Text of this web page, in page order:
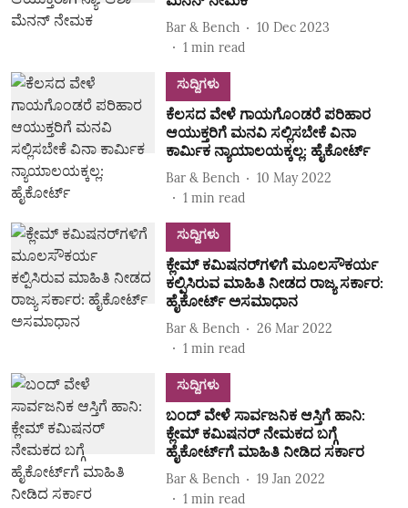
Bar & Bench
10 Dec 2023
1 min read
ಸುದ್ದಿಗಳು
ಕೆಲಸದ ವೇಳೆ ಗಾಯಗೊಂಡರೆ ಪರಿಹಾರ
ಆಯುಕ್ತರಿಗೆ ಮನವಿ ಸಲ್ಲಿಸಬೇಕೆ ವಿನಾ
ಕಾರ್ಮಿಕ ನ್ಯಾಯಾಲಯಕ್ಕಲ್ಲ: ಹೈಕೋರ್ಟ್‌
Bar & Bench
10 May 2022
1 min read
ಸುದ್ದಿಗಳು
ಕ್ಲೇಮ್‌ ಕಮಿಷನರ್‌ಗಳಿಗೆ ಮೂಲಸೌಕರ್ಯ
ಕಲ್ಪಿಸಿರುವ ಮಾಹಿತಿ ನೀಡದ ರಾಜ್ಯ ಸರ್ಕಾರ:
ಹೈಕೋರ್ಟ್‌ ಅಸಮಾಧಾನ
Bar & Bench
26 Mar 2022
1 min read
ಸುದ್ದಿಗಳು
ಬಂದ್‌ ವೇಳೆ ಸಾರ್ವಜನಿಕ ಆಸ್ತಿಗೆ ಹಾನಿ:
ಕ್ಲೇಮ್‌ ಕಮಿಷನರ್‌ ನೇಮಕದ ಬಗ್ಗೆ
ಹೈಕೋರ್ಟ್‌ಗೆ ಮಾಹಿತಿ ನೀಡಿದ ಸರ್ಕಾರ
Bar & Bench
19 Jan 2022
1 min read